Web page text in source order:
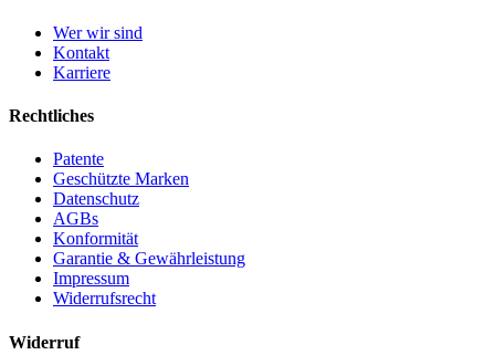
Wer wir sind
Kontakt
Karriere
Rechtliches
Patente
Geschützte Marken
Datenschutz
AGBs
Konformität
Garantie & Gewährleistung
Impressum
Widerrufsrecht
Widerruf